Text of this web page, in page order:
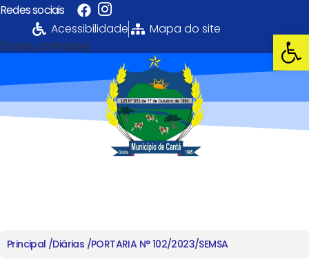
Abrir
Redes sociais
Acessibilidade
Mapa do site
[fonte_contraste]
Principal /Diárias /PORTARIA N° 102/2023/SEMSA